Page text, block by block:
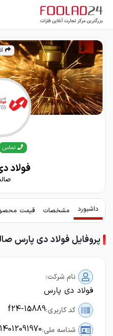
تماس
فولاد
داشبورد مشخصات قیمت
پروفایل فولاد دی پارس
نام شرکت:
فولاد دی پارس
کد کاربری:f24-15889
شناسه ملی:14012091970